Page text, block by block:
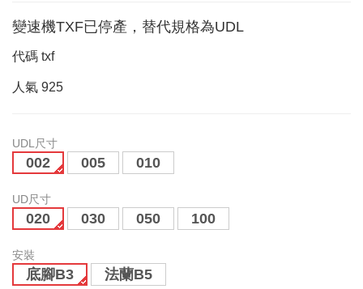
變速機TXF已停產，替代規格為UDL
代碼 txf
人氣 925
UDL尺寸
002 005 010
UD尺寸
020 030 050 100
安裝
底腳B3 法蘭B5